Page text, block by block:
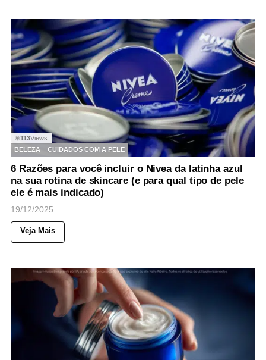
◉113Views
BELEZA
CUIDADOS COM A PELE
6 Razões para você incluir o Nivea da latinha azul
na sua rotina de skincare (e para qual tipo de pele
ele é mais indicado)
19/12/2025
Veja Mais